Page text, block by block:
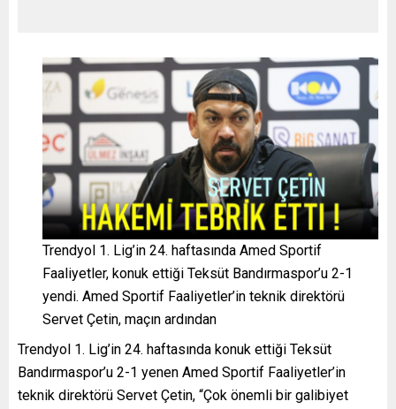
Trendyol 1. Lig’in 24. haftasında Amed Sportif
Faaliyetler, konuk ettiği Teksüt Bandırmaspor’u 2-1
yendi. Amed Sportif Faaliyetler’in teknik direktörü
Servet Çetin, maçın ardından
Trendyol 1. Lig’in 24. haftasında konuk ettiği Teksüt
Bandırmaspor’u 2-1 yenen Amed Sportif Faaliyetler’in
teknik direktörü Servet Çetin, “Çok önemli bir galibiyet